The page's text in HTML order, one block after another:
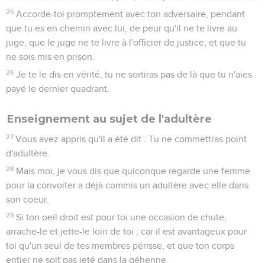
25 Accorde-toi promptement avec ton adversaire, pendant
que tu es en chemin avec lui, de peur qu'il ne te livre au
juge, que le juge ne te livre à l'officier de justice, et que tu
ne sois mis en prison.
26 Je te le dis en vérité, tu ne sortiras pas de là que tu n'aies
payé le dernier quadrant.
Enseignement au sujet de l'adultère
27 Vous avez appris qu'il a été dit : Tu ne commettras point
d'adultère.
28 Mais moi, je vous dis que quiconque regarde une femme
pour la convoiter a déjà commis un adultère avec elle dans
son coeur.
29 Si ton oeil droit est pour toi une occasion de chute,
arrache-le et jette-le loin de toi ; car il est avantageux pour
toi qu'un seul de tes membres périsse, et que ton corps
entier ne soit pas jeté dans la géhenne.